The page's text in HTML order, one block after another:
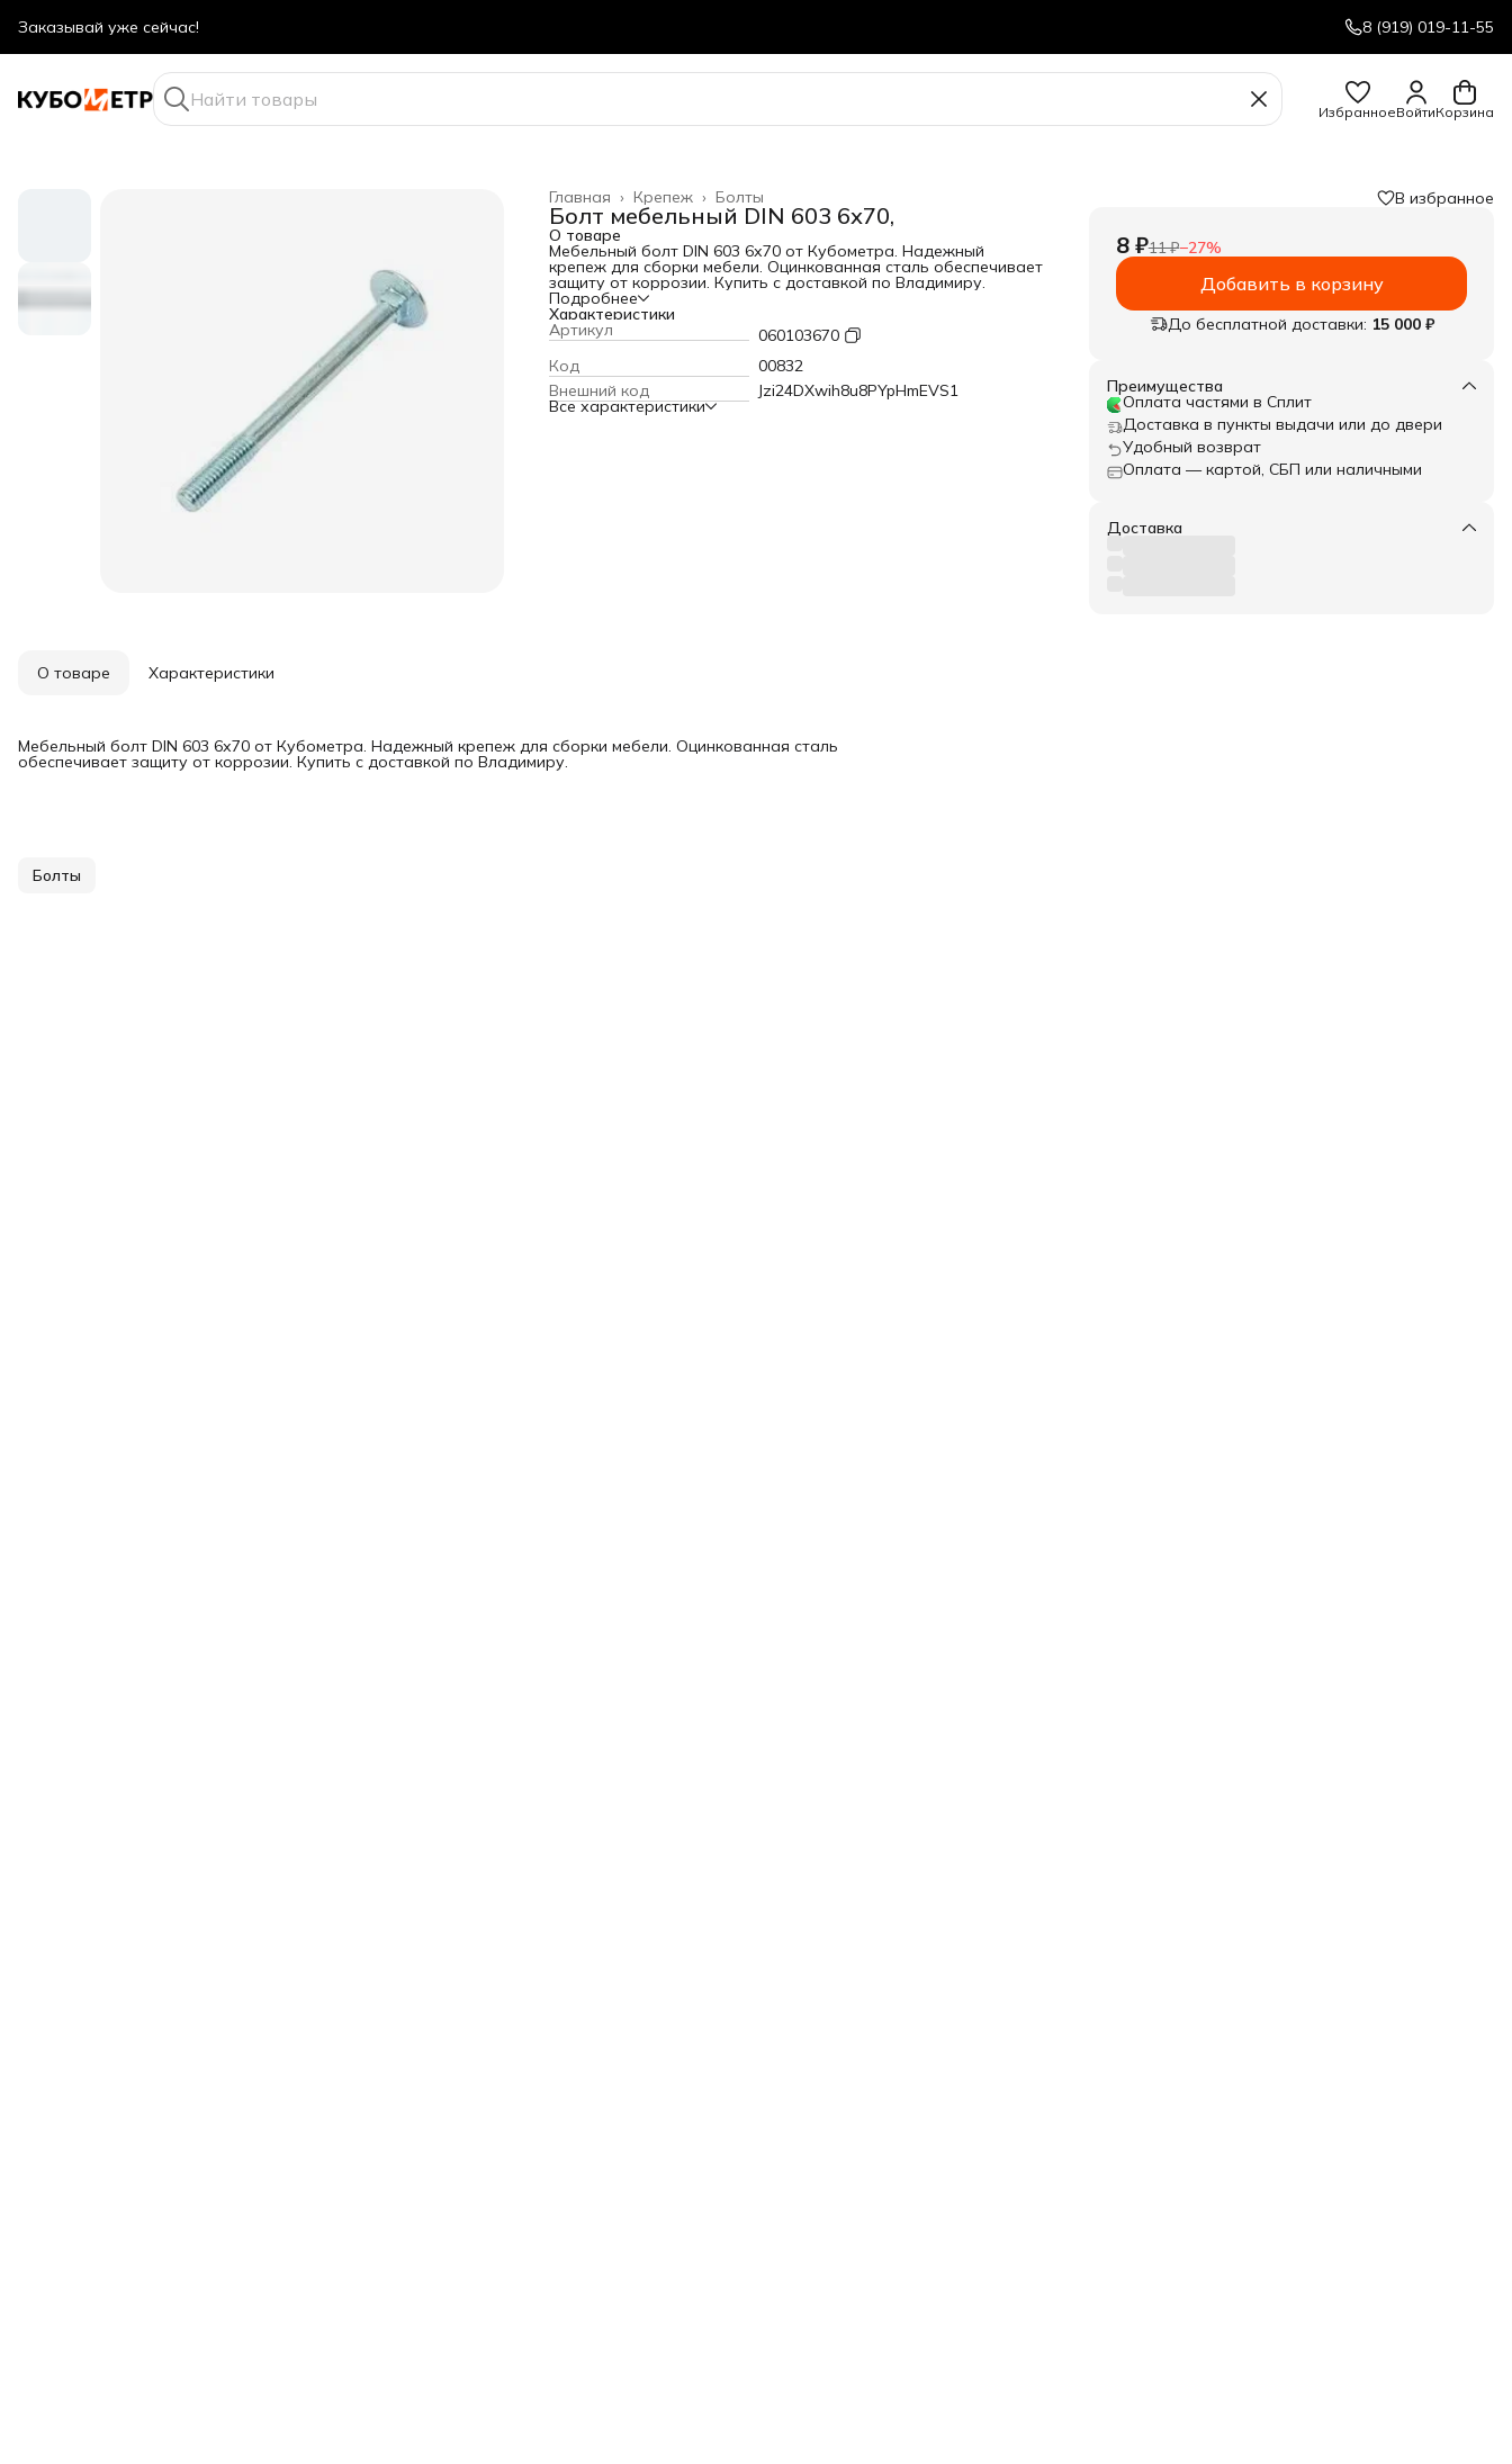
Оптовые цены даже для физ. лиц 8 (919) 019-11-55
ИзбранноеВойтиКорзина
Болты
Крепеж ›
Главная ›
Болт мебельный DIN 603 6х70,
О товаре
Мебельный болт DIN 603 6х70 от Кубометра. Надежный
крепеж для сборки мебели. Оцинкованная сталь обеспечивает
защиту от коррозии. Купить с доставкой по Владимиру.
Подробнее
Характеристики
Артикул
060103670
Код
00832
Внешний код
Jzi24DXwih8u8PYpHmEVS1
Все характеристики
В избранное
8 ₽11 ₽−27%
Добавить в корзину
До бесплатной доставки: 15 000 ₽
Преимущества
Оплата частями в Сплит
Доставка в пункты выдачи или до двери
Удобный возврат
Оплата — картой, СБП или наличными
Доставка
О товаре Характеристики
Мебельный болт DIN 603 6х70 от Кубометра. Надежный крепеж для сборки мебели. Оцинкованная сталь
обеспечивает защиту от коррозии. Купить с доставкой по Владимиру.
Болты